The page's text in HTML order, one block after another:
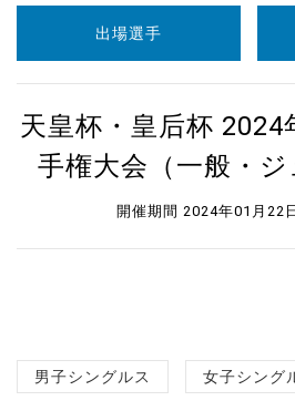
出場選手
天皇杯・皇后杯 2024
手権大会（一般・ジ
開催期間 2024年01月22
男子シングルス 女子シング